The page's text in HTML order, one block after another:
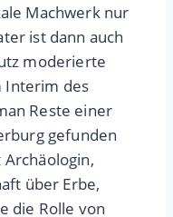
Machwerk nur
ist dann auch
moderierte
Interim des
Reste einer
gefunden
über Erbe,
die Rolle von